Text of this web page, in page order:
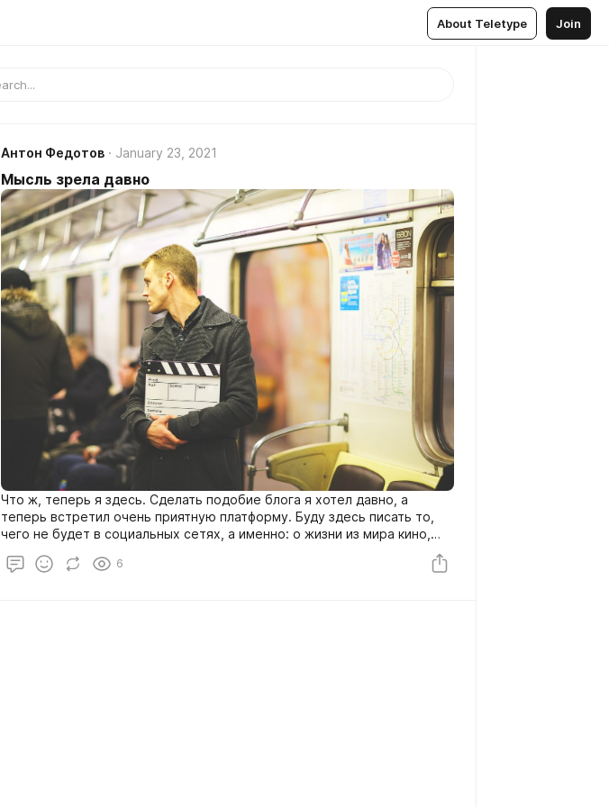
About Teletype Join
Антон Федотов January 23, 2021
Мысль зрела давно
Что ж, теперь я здесь. Сделать подобие блога я хотел давно, а
теперь встретил очень приятную платформу. Буду здесь писать то,
чего не будет в социальных сетях, а именно: о жизни из мира кино,
строительстве своего "Домика режиссёра".
6